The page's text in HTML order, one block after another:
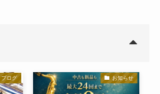
ブログ お知らせ